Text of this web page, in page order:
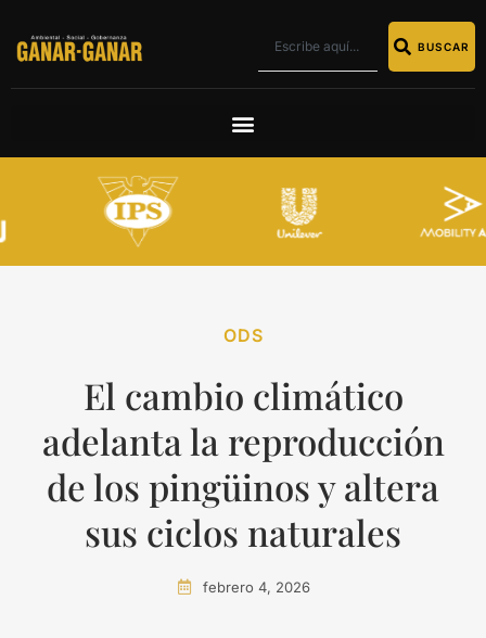
BUSCAR
ODS
El cambio climático
adelanta la reproducción
de los pingüinos y altera
sus ciclos naturales
febrero 4, 2026